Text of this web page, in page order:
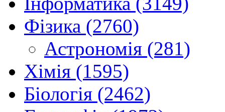
Фізика (2760)
Астрономія (281)
Хімія (1595)
Біологія (2462)